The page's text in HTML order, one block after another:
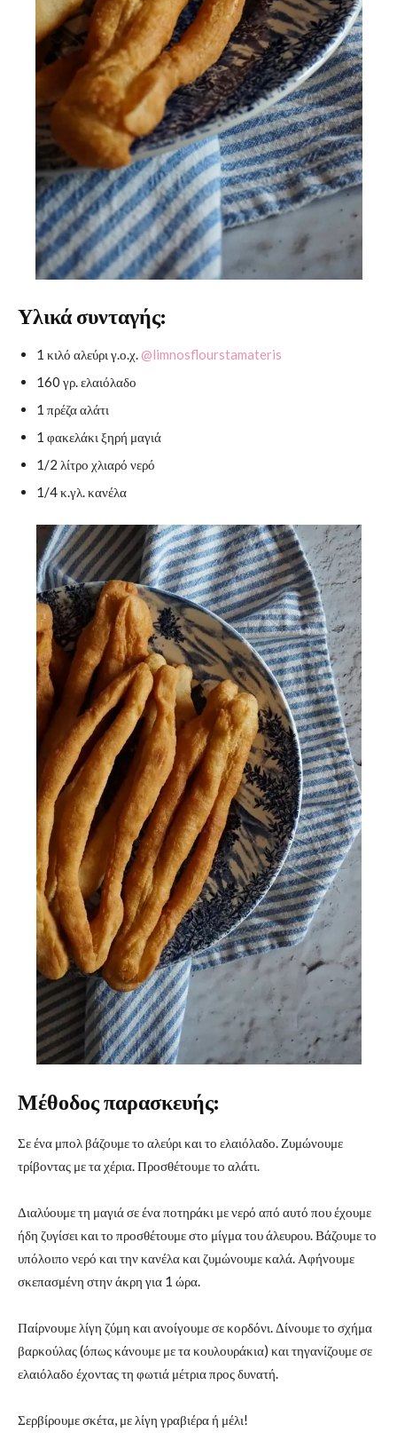
Υλικά συνταγής:
1 κιλό αλεύρι γ.ο.χ.@limnosflourstamateris
160 γρ. ελαιόλαδο
1 πρέζα αλάτι
1 φακελάκι ξηρή μαγιά
1/2 λίτρο χλιαρό νερό
1/4 κ.γλ. κανέλα
Μέθοδος παρασκευής:
Σε ένα μπολ βάζουμε το αλεύρι και το ελαιόλαδο. Ζυμώνουμε
τρίβοντας με τα χέρια. Προσθέτουμε το αλάτι.
Διαλύουμε τη μαγιά σε ένα ποτηράκι με νερό από αυτό που έχουμε
ήδη ζυγίσει και το προσθέτουμε στο μίγμα του άλευρου. Βάζουμε το
υπόλοιπο νερό και την κανέλα και ζυμώνουμε καλά. Αφήνουμε
σκεπασμένη στην άκρη για 1 ώρα.
Παίρνουμε λίγη ζύμη και ανοίγουμε σε κορδόνι. Δίνουμε το σχήμα
βαρκούλας (όπως κάνουμε με τα κουλουράκια) και τηγανίζουμε σε
ελαιόλαδο έχοντας τη φωτιά μέτρια προς δυνατή.
Σερβίρουμε σκέτα, με λίγη γραβιέρα ή μέλι!